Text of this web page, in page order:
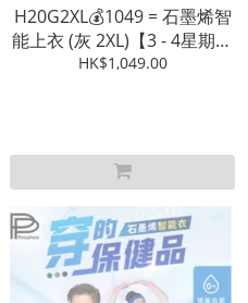
H20G2XL💰1049 = 石墨烯智
能上衣 (灰 2XL)【3 - 4星期發
貨】
HK$1,049.00